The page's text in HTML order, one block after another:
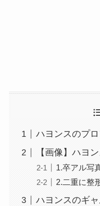
ハヨンスのプ
【画像】ハヨ
1.卒アル写
2.二重に整
ハヨンスのギ